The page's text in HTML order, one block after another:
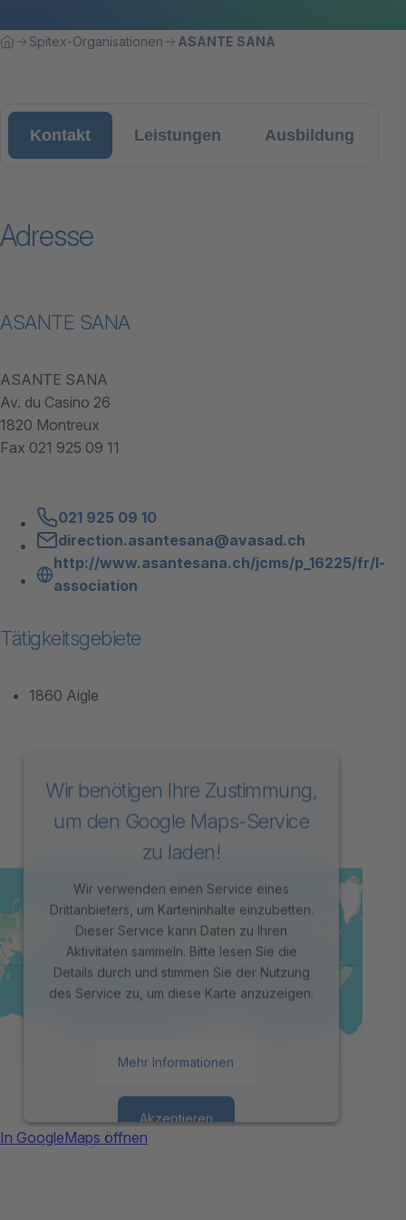
Breadcrumbnavigation
Sie befinden sich hier:
HomeSpitex-Organisationen ASANTE SANA
Kontakt Leistungen Ausbildung
Adresse
ASANTE SANA
ASANTE SANA
Av. du Casino 26
1820 Montreux
Fax 021 925 09 11
021 925 09 10
direction.asantesana@avasad.ch
http://www.asantesana.ch/jcms/p_16225/fr/l-
association
Tätigkeitsgebiete
1860 Aigle
Wir benötigen Ihre Zustimmung,
um den Google Maps-Service
zu laden!
Wir verwenden einen Service eines
Drittanbieters, um Karteninhalte einzubetten.
Dieser Service kann Daten zu Ihren
Aktivitäten sammeln. Bitte lesen Sie die
Details durch und stimmen Sie der Nutzung
des Service zu, um diese Karte anzuzeigen.
Mehr Informationen
Akzeptieren
In GoogleMaps öffnen